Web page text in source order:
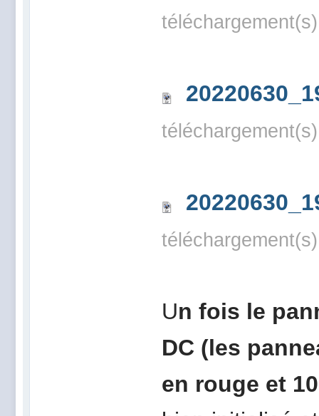
téléchargement(s)
téléchargement(s)
téléchargement(s)
Un fois le
DC (les
en rouge et